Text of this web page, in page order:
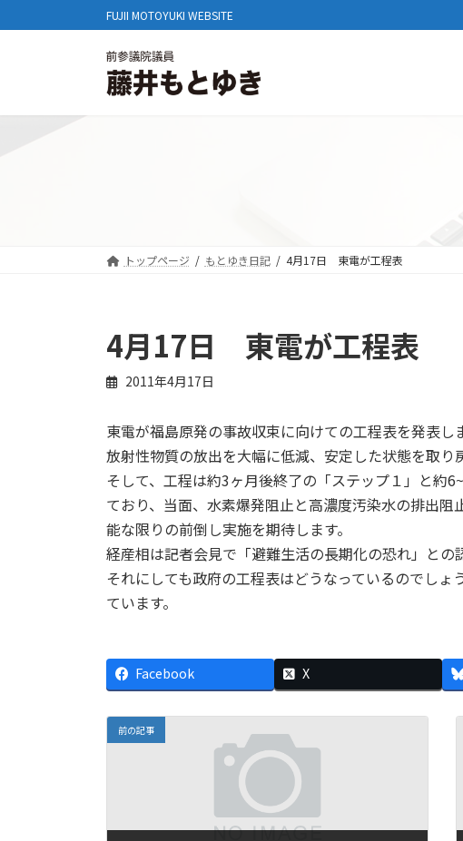
ン
へ
ビ
ョ
FUJII MOTOYUKI WEBSITE
トップページ もとゆき日記 4月17日 東電が工程表
4月17日 東電が工程表
2011年4月17日
東電が福島原発の事故収束に向けての工程表を発表し
放射性物質の放出を大幅に低減、安定した状態を取り
そして、工程は約3ヶ月後終了の「ステップ１」と約
ており、当面、水素爆発阻止と高濃度汚染水の排出
能な限りの前倒し実施を期待します。
経産相は記者会見で「避難生活の長期化の恐れ」との
それにしても政府の工程表はどうなっているのでし
ています。
Facebook X
前の記事